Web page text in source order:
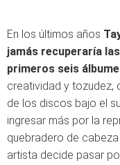
En los últimos años
jamás recuperaría
primeros seis
creatividad y tozudez,
de los discos bajo el
ingresar más por la
quebradero de
artista decide pasar